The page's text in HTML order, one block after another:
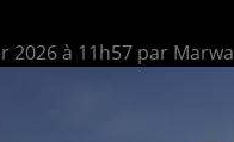
2026 à 11h57 par Marwa